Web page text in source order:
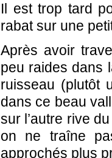
Il est trop tard
rabat sur une
Après avoir
peu raides dans
ruisseau (plutôt
dans ce beau
sur l’autre rive
on ne traîne
approchés plus